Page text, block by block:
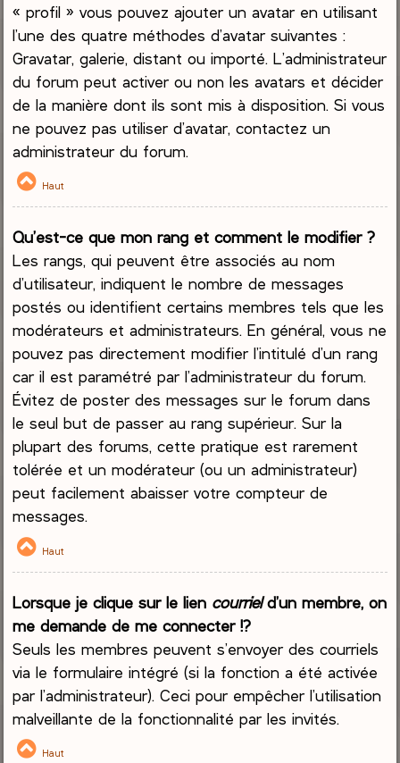
« profil » vous pouvez ajouter un avatar en utilisant
l’une des quatre méthodes d’avatar suivantes :
Gravatar, galerie, distant ou importé. L’administrateur
du forum peut activer ou non les avatars et décider
de la manière dont ils sont mis à disposition. Si vous
ne pouvez pas utiliser d’avatar, contactez un
administrateur du forum.
Haut
Qu’est-ce que mon rang et comment le modifier ?
Les rangs, qui peuvent être associés au nom
d’utilisateur, indiquent le nombre de messages
postés ou identifient certains membres tels que les
modérateurs et administrateurs. En général, vous ne
pouvez pas directement modifier l’intitulé d’un rang
car il est paramétré par l’administrateur du forum.
Évitez de poster des messages sur le forum dans
le seul but de passer au rang supérieur. Sur la
plupart des forums, cette pratique est rarement
tolérée et un modérateur (ou un administrateur)
peut facilement abaisser votre compteur de
messages.
Haut
Lorsque je clique sur le lien courrield’un membre, on
me demande de me connecter !?
Seuls les membres peuvent s’envoyer des courriels
via le formulaire intégré (si la fonction a été activée
par l’administrateur). Ceci pour empêcher l’utilisation
malveillante de la fonctionnalité par les invités.
Haut